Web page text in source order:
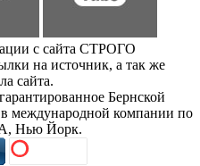
с сайта СТРОГО
на источник, а так же
сайта.
гарантированное Бернской
в международной компании по
Нью Йорк.